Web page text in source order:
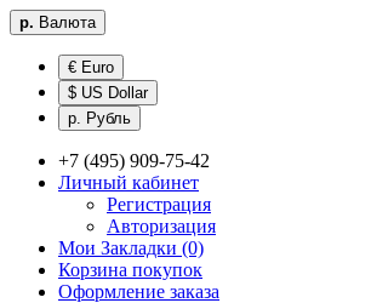
р. Валюта
€ Euro
$ US Dollar
р. Рубль
+7 (495) 909-75-42
Личный кабинет
Регистрация
Авторизация
Мои Закладки (0)
Корзина покупок
Оформление заказа